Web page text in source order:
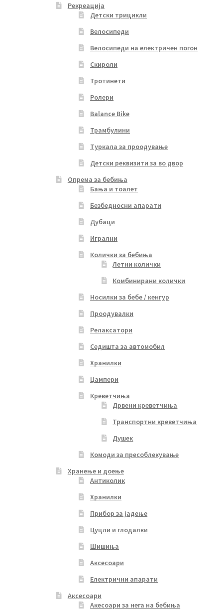
Рекреација
Детски трицикли
Велосипеди
Велосипеди на електричен погон
Скироли
Тротинети
Ролери
Balance Bike
Трамбулини
Туркала за проодување
Детски реквизити за во двор
Опрема за бебиња
Бања и тоалет
Безбедносни апарати
Дубаци
Игрални
Колички за бебиња
Летни колички
Комбинирани колички
Носилки за бебе / кенгур
Проодувалки
Релаксатори
Седишта за автомобил
Хранилки
Џампери
Креветчиња
Дрвени креветчиња
Транспортни креветчиња
Душек
Комоди за пресоблекување
Хранење и доење
Антиколик
Хранилки
Прибор за јадење
Цуцли и глодалки
Шишиња
Аксесоари
Електрични апарати
Аксесоари
Акесоари за нега на бебиња